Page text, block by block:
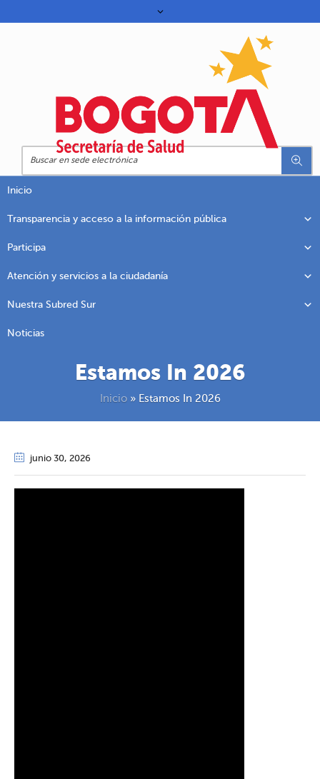
Inicio
Transparencia y acceso a la información pública
Participa
Atención y servicios a la ciudadanía
Nuestra Subred Sur
Noticias
Estamos In 2026
Inicio» Estamos In 2026
junio 30, 2026